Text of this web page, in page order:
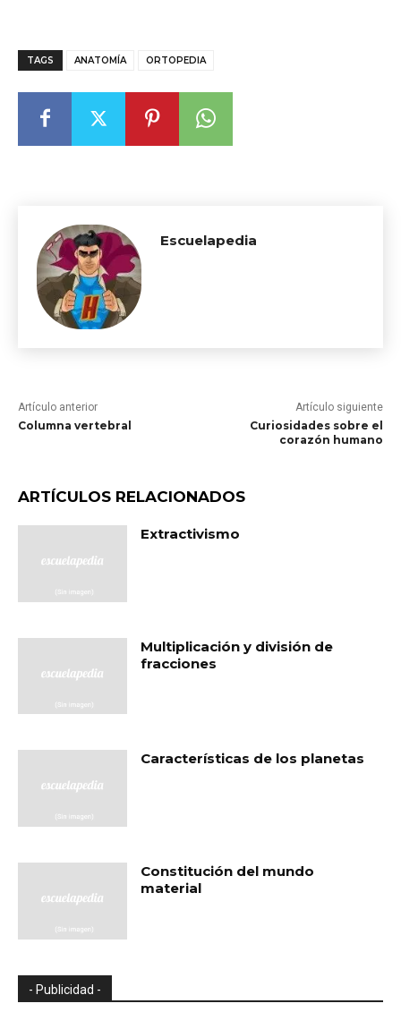
TAGS ANATOMÍA ORTOPEDIA
Escuelapedia
Artículo anterior
Columna vertebral
Artículo siguiente
Curiosidades sobre el
corazón humano
ARTÍCULOS RELACIONADOS
Extractivismo
Multiplicación y división de
fracciones
Características de los planetas
Constitución del mundo
material
- Publicidad -